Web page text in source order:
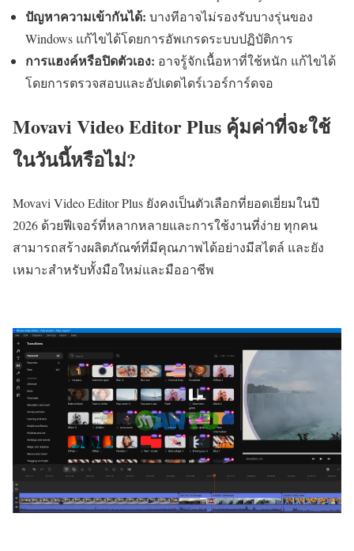
ปัญหาความเข้ากันได้: บางทีอาจไม่รองรับบางรุ่นของ
Windows แก้ไขได้โดยการอัพเกรดระบบปฏิบัติการ
การแฮงค์หรือปิดตัวเอง: อาจรู้จักเนื้อหาที่ใช้หนัก แก้ไขได้
โดยการตรวจสอบและอัปเดตไดร์เวอร์การ์ดจอ
Movavi Video Editor Plus คุ้มค่าที่จะใช้
ในวันนี้หรือไม่?
Movavi Video Editor Plus ยังคงเป็นตัวเลือกที่ยอดเยี่ยมในปี
2026 ด้วยฟีเจอร์ที่หลากหลายและการใช้งานที่ง่าย ทุกคน
สามารถสร้างผลิตภัณฑ์ที่มีคุณภาพได้อย่างมีสไตล์ และยัง
เหมาะสำหรับทั้งมือใหม่และมืออาชีพ